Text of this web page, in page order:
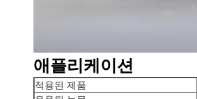
애플리케이션
적용된 제품